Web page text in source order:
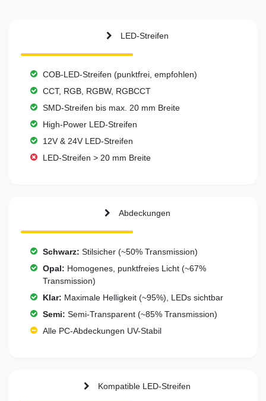
LED-Streifen
COB-LED-Streifen (punktfrei, empfohlen)
CCT, RGB, RGBW, RGBCCT
SMD-Streifen bis max. 20 mm Breite
High-Power LED-Streifen
12V & 24V LED-Streifen
LED-Streifen > 20 mm Breite
Abdeckungen
Schwarz: Stilsicher (~50% Transmission)
Opal: Homogenes, punktfreies Licht (~67%
Transmission)
Klar: Maximale Helligkeit (~95%), LEDs sichtbar
Semi: Semi-Transparent (~85% Transmission)
Alle PC-Abdeckungen UV-Stabil
Kompatible LED-Streifen